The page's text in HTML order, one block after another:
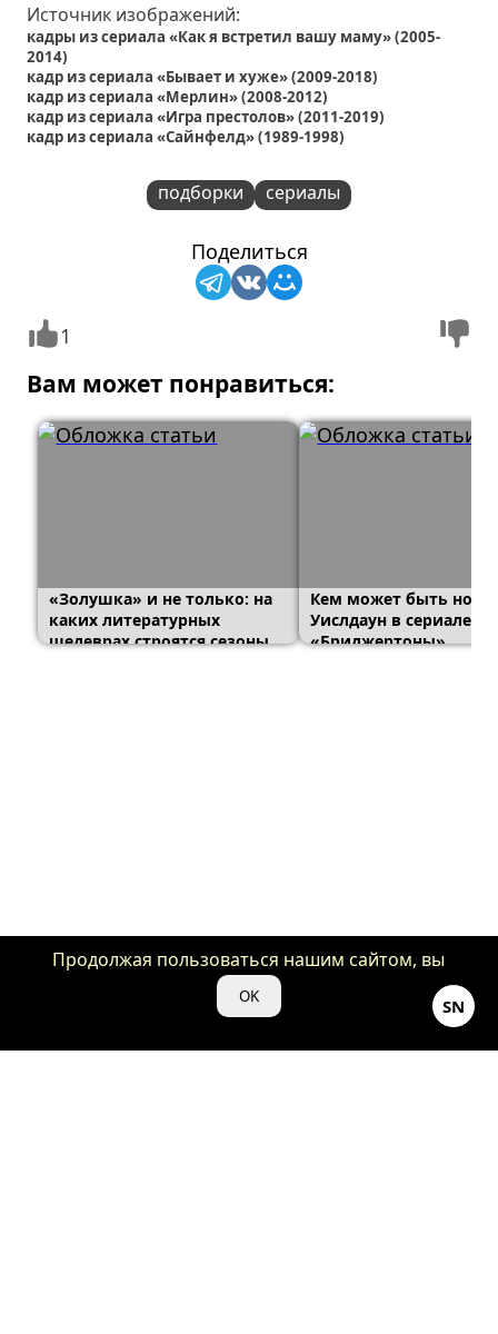
Источник изображений:
кадры из сериала «Как я встретил вашу маму» (2005-
2014)
кадр из сериала «Бывает и хуже» (2009-2018)
кадр из сериала «Мерлин» (2008-2012)
кадр из сериала «Игра престолов» (2011-2019)
кадр из сериала «Сайнфелд» (1989-1998)
подборки сериалы
Поделиться
1
Вам может понравиться:
«Золушка» и не только: на
каких литературных
шедеврах строятся сезоны
Кем может быть
Уислдаун в сериале
«Бриджертоны»
SN
Продолжая пользоваться нашим сайтом, вы
даете нам свое согласие на использование
файлов cookie для аналитики и рекламы.
OK